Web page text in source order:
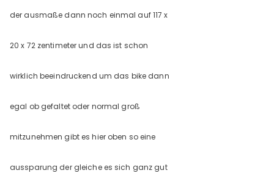
der ausmaße dann noch einmal auf 117 x
20 x 72 zentimeter und das ist schon
wirklich beeindruckend um das bike dann
egal ob gefaltet oder normal groß
mitzunehmen gibt es hier oben so eine
aussparung der gleiche es sich ganz gut